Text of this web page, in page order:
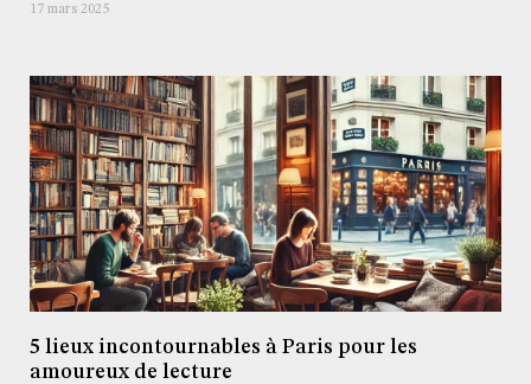
17 mars 2025
5 lieux incontournables à Paris pour les
amoureux de lecture